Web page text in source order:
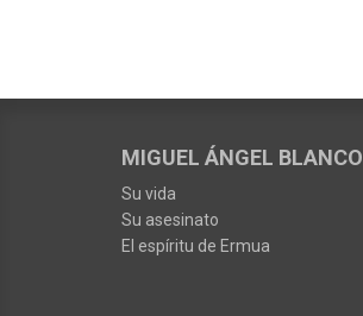
MIGUEL ÁNGEL BLANCO
Su vida
Su asesinato
El espíritu de Ermua